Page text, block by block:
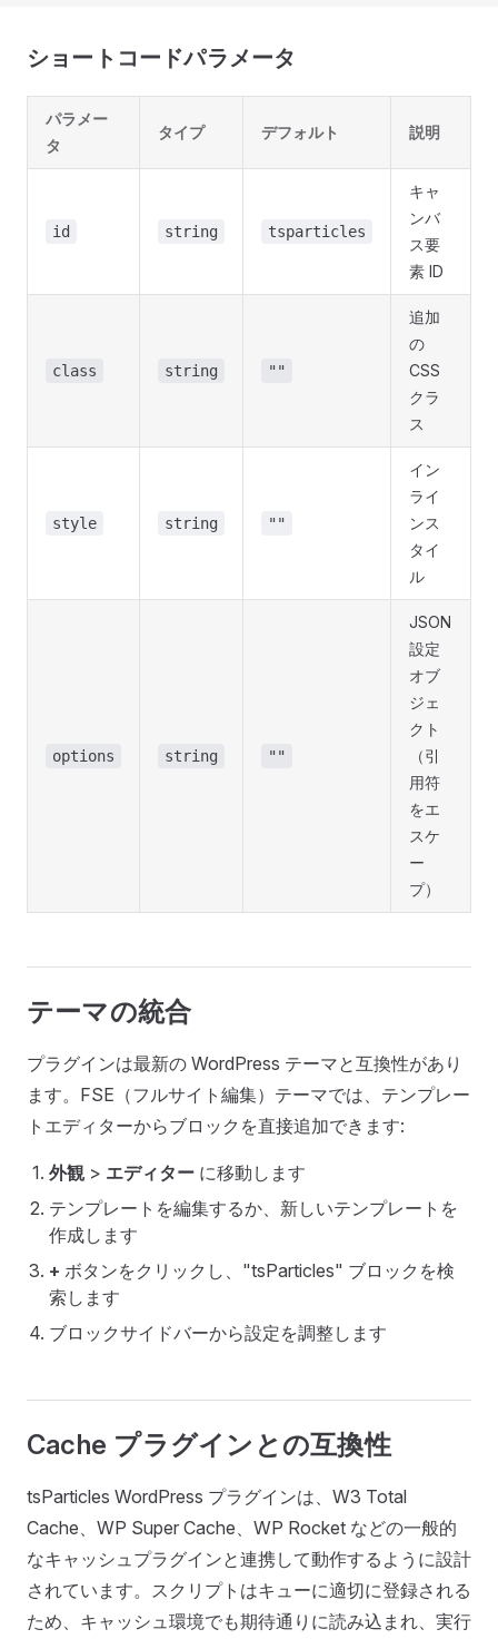
ショートコードパラメータ
パラメー
タ
タイプ デフォルト 説明
id string tsparticles
キャ
ンバ
ス要
素 ID
class string ""
追加
の
CSS
クラ
ス
style string ""
イン
ライ
ンス
タイ
ル
options string ""
JSON
設定
オブ
ジェ
クト
（引
用符
をエ
スケ
ー
プ）
テーマの統合
プラグインは最新の WordPress テーマと互換性があり
ます。FSE（フルサイト編集）テーマでは、テンプレー
トエディターからブロックを直接追加できます:
外観> エディター に移動します
テンプレートを編集するか、新しいテンプレートを
作成します
+ ボタンをクリックし、"tsParticles" ブロックを検
索します
ブロックサイドバーから設定を調整します
Cache プラグインとの互換性
tsParticles WordPress プラグインは、W3 Total
Cache、WP Super Cache、WP Rocket などの一般的
なキャッシュプラグインと連携して動作するように設計
されています。スクリプトはキューに適切に登録される
ため、キャッシュ環境でも期待通りに読み込まれ、実行